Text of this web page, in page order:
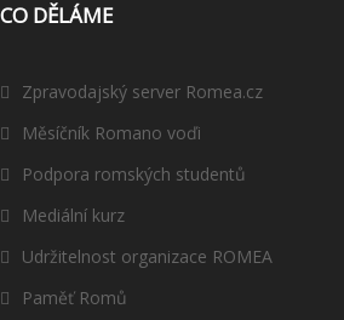
CO DĚLÁME
Zpravodajský server Romea.cz
Měsíčník Romano voďi
Podpora romských studentů
Mediální kurz
Udržitelnost organizace ROMEA
Paměť Romů